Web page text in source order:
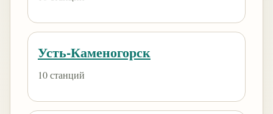
Усть-Каменогорск
10 станций